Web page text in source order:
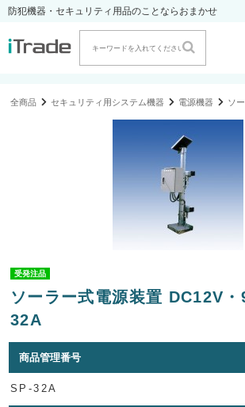
防犯機器・セキュリティ用品のことならおまかせ
全商品 セキュリティ用システム機器 電源機器 ソ
受発注品
ソーラー式電源装置 DC12V
32A
商品管理番号
SP-32A